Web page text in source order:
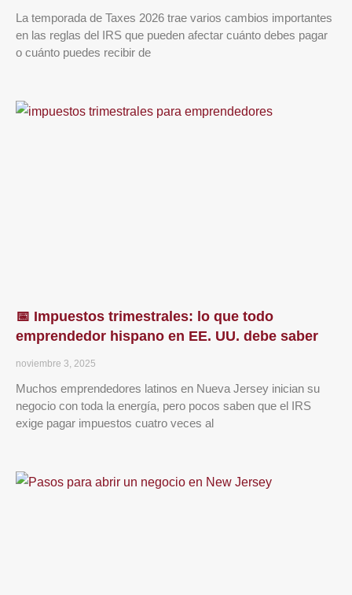
La temporada de Taxes 2026 trae varios cambios importantes
en las reglas del IRS que pueden afectar cuánto debes pagar
o cuánto puedes recibir de
📅 Impuestos trimestrales: lo que todo
emprendedor hispano en EE. UU. debe saber
noviembre 3, 2025
Muchos emprendedores latinos en Nueva Jersey inician su
negocio con toda la energía, pero pocos saben que el IRS
exige pagar impuestos cuatro veces al